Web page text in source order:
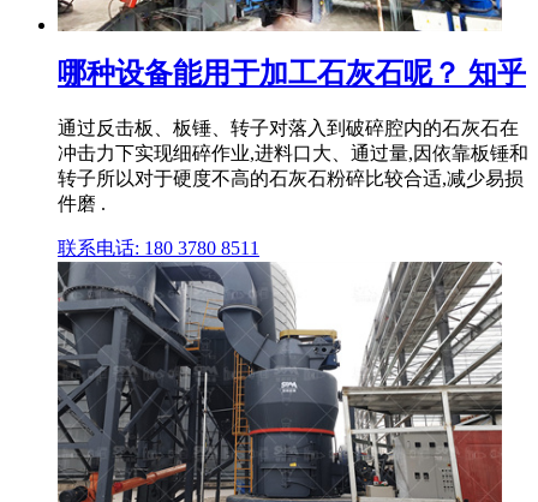
哪种设备能用于加工石灰石呢？ 知乎
通过反击板、板锤、转子对落入到破碎腔内的石灰石在
冲击力下实现细碎作业,进料口大、通过量,因依靠板锤和
转子所以对于硬度不高的石灰石粉碎比较合适,减少易损
件磨 .
联系电话: 180 3780 8511